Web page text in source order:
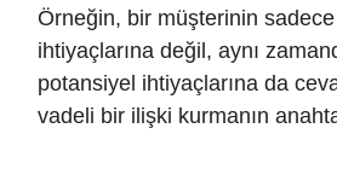
Örneğin, bir müşterinin
ihtiyaçlarına değil, aynı
potansiyel ihtiyaçlarına da
vadeli bir ilişki kurmanın